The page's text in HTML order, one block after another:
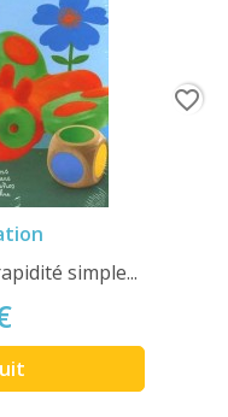
simple...
favorite_border